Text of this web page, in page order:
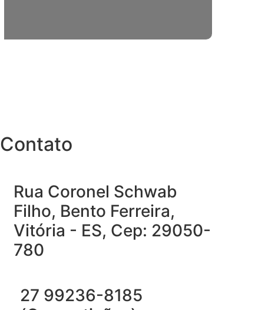
Contato
Rua Coronel Schwab
Filho, Bento Ferreira,
Vitória - ES, Cep: 29050-
780
27 99236-8185